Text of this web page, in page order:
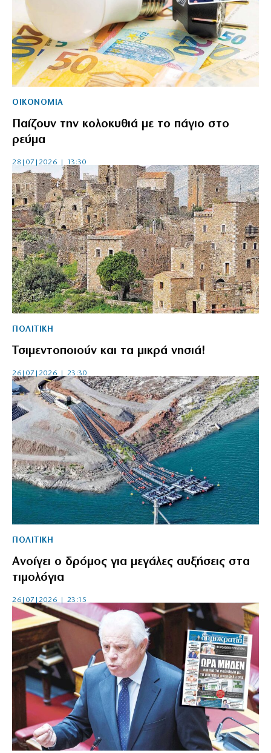
ΟΙΚΟΝΟΜΙΑ
Παίζουν την κολοκυθιά με το πάγιο στο
ρεύμα
28|07|2026 | 13:30
ΠΟΛΙΤΙΚΗ
Τσιμεντοποιούν και τα μικρά νησιά!
26|07|2026 | 23:30
ΠΟΛΙΤΙΚΗ
Ανοίγει ο δρόμος για μεγάλες αυξήσεις στα
τιμολόγια
26|07|2026 | 23:15